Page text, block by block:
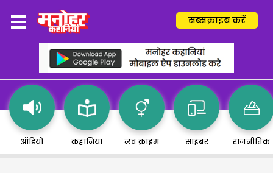
सब्सक्राइब करें
ऑडियो कहानियां लव क्राइम साइबर राजनीतिक